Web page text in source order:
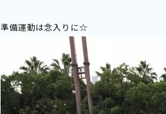
準備運動は念入りに☆